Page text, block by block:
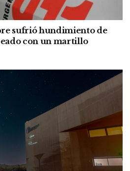
sufrió hundimiento de
con un martillo